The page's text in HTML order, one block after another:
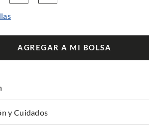
AGREGAR A MI BOLSA
y Cuidados